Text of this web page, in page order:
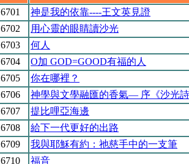
6701
神是我的依靠----王文英見證
6702
用心靈的眼睛讀沙光
6703
何人
6704
O加 GOD=GOOD有福的人
6705
你在哪裡？
6706
神學與文學融匯的香氣— 序《沙光
6707
提比哩亞海邊
6708
給下一代更好的出路
6709
我與耶穌有約：祂慈手中的一支筆
6710
福音